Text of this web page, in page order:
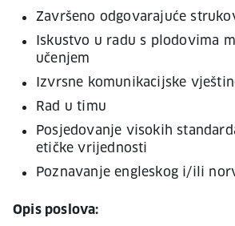
Završeno odgovarajuće
Iskustvo u radu s plodovima
učenjem
Izvrsne komunikacijske
Rad u timu
Posjedovanje visokih
etičke vrijednosti
Poznavanje engleskog i/ili
Opis poslova: